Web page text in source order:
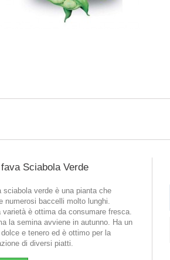
Sciabola Verde
sciabola verde è una pianta che
numerosi baccelli molto lunghi.
varietà è ottima da consumare fresca.
la semina avviene in autunno. Ha un
e tenero ed è ottimo per la
di diversi piatti.